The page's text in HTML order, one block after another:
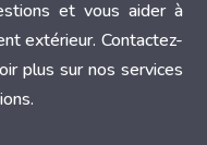
et vous aider à
extérieur. Contactez-
plus sur nos services